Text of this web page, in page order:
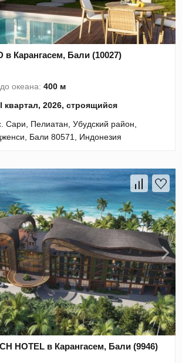
в Карангасем, Бали (10027)
океана:400 м
квартал, 2026, строящийся
Сари, Пелиатан, Убудский район,
Бали 80571, Индонезия
HOTEL в Карангасем, Бали (9946)